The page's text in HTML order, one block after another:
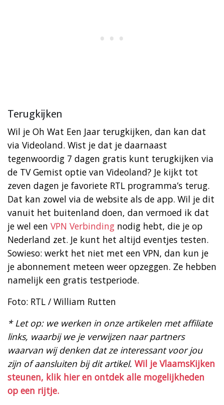
Terugkijken
Wil je Oh Wat Een Jaar terugkijken, dan kan dat
via Videoland. Wist je dat je daarnaast
tegenwoordig 7 dagen gratis kunt terugkijken via
de TV Gemist optie van Videoland? Je kijkt tot
zeven dagen je favoriete RTL programma’s terug.
Dat kan zowel via de website als de app. Wil je dit
vanuit het buitenland doen, dan vermoed ik dat
je wel een VPN Verbinding nodig hebt, die je op
Nederland zet. Je kunt het altijd eventjes testen.
Sowieso: werkt het niet met een VPN, dan kun je
je abonnement meteen weer opzeggen. Ze hebben
namelijk een gratis testperiode.
Foto: RTL / William Rutten
* Let op: we werken in onze artikelen met affiliate
links, waarbij we je verwijzen naar partners
waarvan wij denken dat ze interessant voor jou
zijn of aansluiten bij dit artikel. Wil je VlaamsKijken
steunen, klik hier en ontdek alle mogelijkheden
op een rijtje.